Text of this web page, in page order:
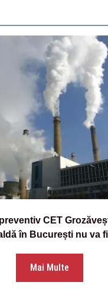
CET
în București nu va
Mai Multe